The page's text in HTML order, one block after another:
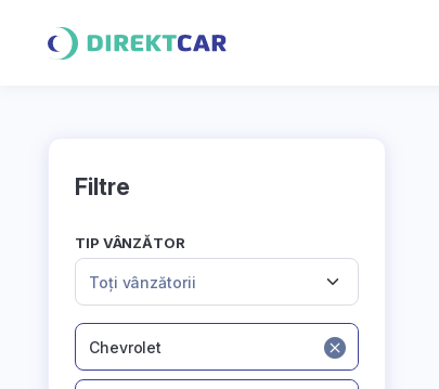
Filtre
TIP VÂNZĂTOR
Toți vânzătorii
Chevrolet